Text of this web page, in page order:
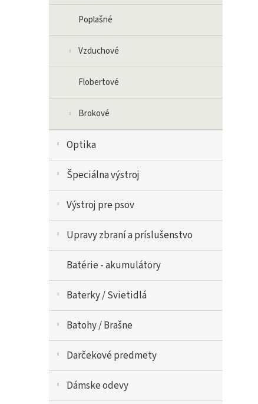
Poplašné
Vzduchové
Flobertové
Brokové
Optika
Špeciálna výstroj
Výstroj pre psov
Upravy zbraní a príslušenstvo
Batérie - akumulátory
Baterky / Svietidlá
Batohy / Brašne
Darčekové predmety
Dámske odevy